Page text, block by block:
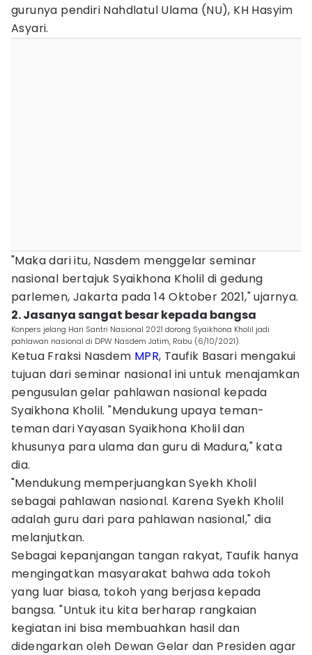
gurunya pendiri Nahdlatul Ulama (NU), KH Hasyim
Asyari.
"Maka dari itu, Nasdem menggelar seminar
nasional bertajuk Syaikhona Kholil di gedung
parlemen, Jakarta pada 14 Oktober 2021," ujarnya.
2. Jasanya sangat besar kepada bangsa
Konpers jelang Hari Santri Nasional 2021 dorong Syaikhona Kholil jadi
pahlawan nasional di DPW Nasdem Jatim, Rabu (6/10/2021).
Ketua Fraksi Nasdem MPR, Taufik Basari mengakui
tujuan dari seminar nasional ini untuk menajamkan
pengusulan gelar pahlawan nasional kepada
Syaikhona Kholil. "Mendukung upaya teman-
teman dari Yayasan Syaikhona Kholil dan
khusunya para ulama dan guru di Madura," kata
dia.
"Mendukung memperjuangkan Syekh Kholil
sebagai pahlawan nasional. Karena Syekh Kholil
adalah guru dari para pahlawan nasional," dia
melanjutkan.
Sebagai kepanjangan tangan rakyat, Taufik hanya
mengingatkan masyarakat bahwa ada tokoh
yang luar biasa, tokoh yang berjasa kepada
bangsa. "Untuk itu kita berharap rangkaian
kegiatan ini bisa membuahkan hasil dan
didengarkan oleh Dewan Gelar dan Presiden agar